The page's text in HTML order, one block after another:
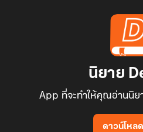
นิยาย
App ที่จะทำให้คุณอ่านนิย
ดาวน์โหล